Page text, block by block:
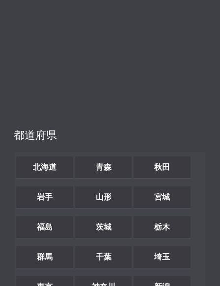
都道府県
北海道 青森 秋田
岩手 山形 宮城
福島 茨城 栃木
群馬 千葉 埼玉